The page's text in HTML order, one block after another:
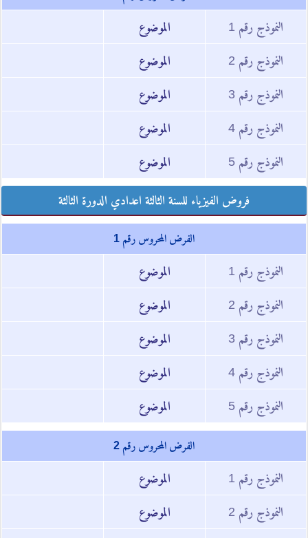
النموذج رقم 1 الموضوع
النموذج رقم 2 الموضوع
النموذج رقم 3 الموضوع
النموذج رقم 4 الموضوع
النموذج رقم 5 الموضوع
فروض الفيزياء للسنة الثالثة اعدادي الدورة الثالثة
الفرض المحروس رقم 1
النموذج رقم 1 الموضوع
النموذج رقم 2 الموضوع
النموذج رقم 3 الموضوع
النموذج رقم 4 الموضوع
النموذج رقم 5 الموضوع
الفرض المحروس رقم 2
النموذج رقم 1 الموضوع
النموذج رقم 2 الموضوع